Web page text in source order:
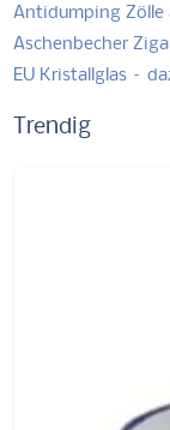
Antidumping Zölle
Aschenbecher
EU Kristallglas –
Trendig